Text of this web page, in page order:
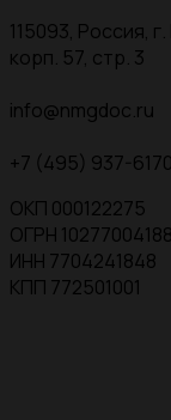
115093, Россия,
корп. 57, стр. 3
info@nmgdoc.ru
+7 (495) 937-6170
ОКП 000122275
ОГРН
ИНН 7704241848
КПП 772501001